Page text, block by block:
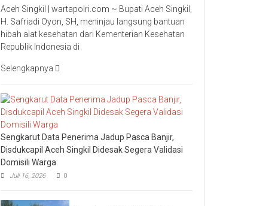
Aceh Singkil | wartapolri.com ~ Bupati Aceh Singkil,
H. Safriadi Oyon, SH, meninjau langsung bantuan
hibah alat kesehatan dari Kementerian Kesehatan
Republik Indonesia di
Selengkapnya
Sengkarut Data Penerima Jadup Pasca Banjir,
Disdukcapil Aceh Singkil Didesak Segera Validasi
Domisili Warga
Juli 16, 2026 0